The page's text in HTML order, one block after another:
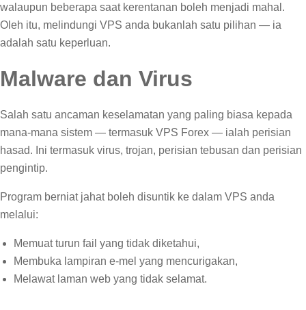
walaupun beberapa saat kerentanan boleh menjadi mahal.
Oleh itu, melindungi VPS anda bukanlah satu pilihan — ia
adalah satu keperluan.
Malware dan Virus
Salah satu ancaman keselamatan yang paling biasa kepada
mana-mana sistem — termasuk VPS Forex — ialah perisian
hasad. Ini termasuk virus, trojan, perisian tebusan dan perisian
pengintip.
Program berniat jahat boleh disuntik ke dalam VPS anda
melalui:
Memuat turun fail yang tidak diketahui,
Membuka lampiran e-mel yang mencurigakan,
Melawat laman web yang tidak selamat.